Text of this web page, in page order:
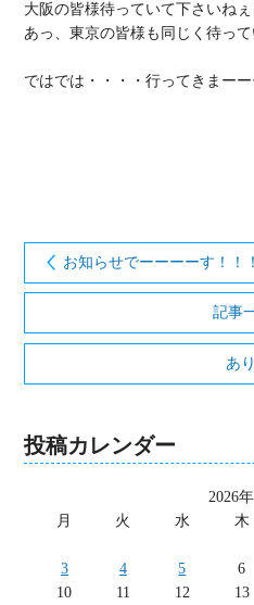
大阪の皆様待っていて下さいねぇ
あっ、東京の皆様も同じく待っ
ではでは・・・・行ってきまーー
お知らせでーーーーす！！
記事
あ
投稿カレンダー
2026
月
火 水 木
3
4 5 6
10
11 12 13